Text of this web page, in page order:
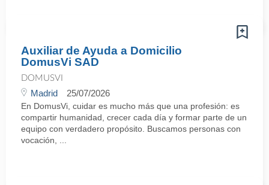
Auxiliar de Ayuda a Domicilio
DomusVi SAD
DOMUSVI
Madrid 25/07/2026
En DomusVi, cuidar es mucho más que una profesión: es
compartir humanidad, crecer cada día y formar parte de un
equipo con verdadero propósito. Buscamos personas con
vocación, ...